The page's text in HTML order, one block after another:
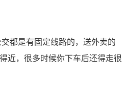
都是有固定线路的，送外卖的
近，很多时候你下车后还得走很